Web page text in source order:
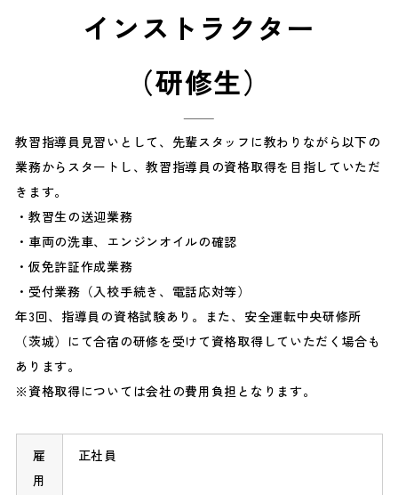
インストラクター
（研修生）
教習指導員見習いとして、先輩スタッフに教わりながら以下の
業務からスタートし、教習指導員の資格取得を目指していただ
きます。
教習生の送迎業務
車両の洗車、エンジンオイルの確認
仮免許証作成業務
受付業務（入校手続き、電話応対等）
年3回、指導員の資格試験あり。また、安全運転中央研修所
（茨城）にて合宿の研修を受けて資格取得していただく場合も
あります。
資格取得については会社の費用負担となります。
雇
用
正社員